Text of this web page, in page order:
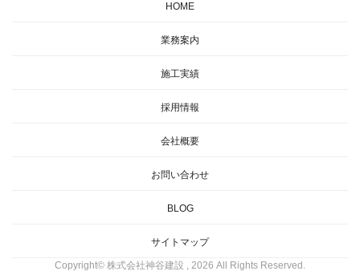
HOME
業務案内
施工実績
採用情報
会社概要
お問い合わせ
BLOG
サイトマップ
Copyright© 株式会社神谷建設 , 2026 All Rights Reserved.